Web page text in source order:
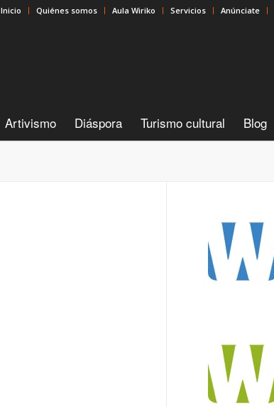
Inicio Quiénes somos Aula Wiriko Servicios Anúnciate
Artivismo Diáspora Turismo cultural Blog